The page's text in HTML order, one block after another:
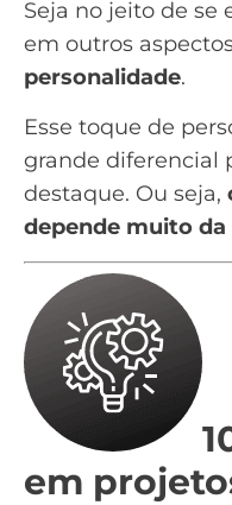
Seja no jeito de se
em outros
personalidade.
Esse toque de
grande diferencial
destaque. Ou seja,
depende muito
em